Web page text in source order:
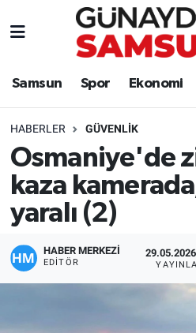
Samsun Spor Ekonomi
HABERLER GÜVENLIK
Osmaniye'de
kaza
yaralı (2)
HABER MERKEZİ
EDITÖR
Samsun
Politika
Turizm
Sağlık
Nöbetçi Eczaneler
Süper Lig Puan Durumu
Tüm Manşetler
Son Dakika Haberleri